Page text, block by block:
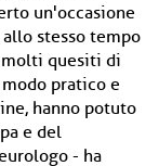
un'occasione
stesso tempo
quesiti di
pratico e
hanno potuto
e del
- ha